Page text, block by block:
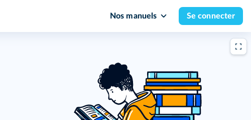
Nos manuels Se connecter